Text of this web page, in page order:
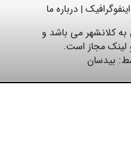
اینفوگرافیک |درباره ما
کلانشهر می باشد و
لینک مجاز است.
بیدسان